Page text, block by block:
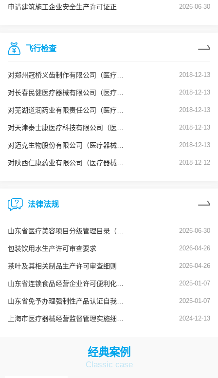
2026-06-30
飞行检查
2018-12-13
2018-12-13
2018-12-13
2018-12-13
2018-12-13
2018-12-12
法律法规
2026-06-30
包装饮用水生产许可审查要求 2026-04-26
茶叶及其相关制品生产许可审查细则 2026-04-26
2025-01-07
2025-01-07
2024-12-13
经典案例
Classic case